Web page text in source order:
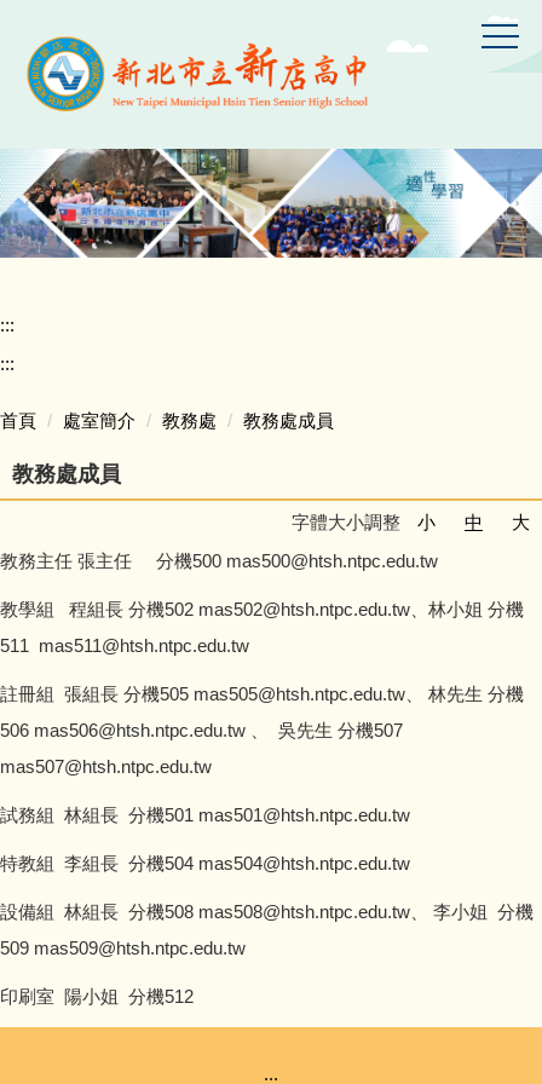
主
容
區
:::
:::
首頁 處室簡介 教務處 教務處成員
教務處成員
字體大小調整 小 中
大
教務主任 張主任 分機500 mas500@htsh.ntpc.edu.tw
教學組 程組長 分機502 mas502@htsh.ntpc.edu.tw、林小姐 分機
511 mas511@htsh.ntpc.edu.tw
註冊組 張組長 分機505 mas505@htsh.ntpc.edu.tw、 林先生 分機
506 mas506@htsh.ntpc.edu.tw 、 吳先生 分機507
mas507@htsh.ntpc.edu.tw
試務組 林組長 分機501 mas501@htsh.ntpc.edu.tw
特教組 李組長 分機504 mas504@htsh.ntpc.edu.tw
設備組 林組長 分機508 mas508@htsh.ntpc.edu.tw、 李小姐 分機
509 mas509@htsh.ntpc.edu.tw
印刷室 陽小姐 分機512